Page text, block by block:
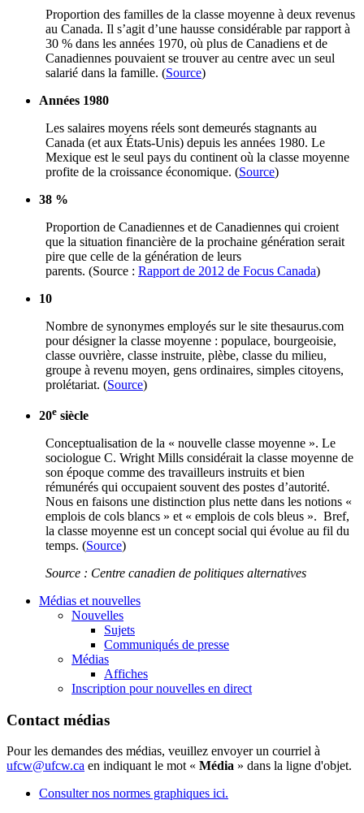
Proportion des familles de la classe moyenne à deux revenus
au Canada. Il s’agit d’une hausse considérable par rapport à
30 % dans les années 1970, où plus de Canadiens et de
Canadiennes pouvaient se trouverau centre avec un seul
salarié dans la famille. (Source)
Années 1980
Les salaires moyens réels sont demeurés stagnants au
Canada (et aux États-Unis) depuis les années 1980. Le
Mexique est le seul pays du continent où la classe moyenne
profite de la croissance économique. (Source)
38 %
Proportion de Canadiennes et de Canadiennes qui croient
que la situation financière de la prochaine génération serait
pire que celle de la génération de leurs
parents. (Source : Rapport de 2012 de Focus Canada)
10
Nombre de synonymes employés surle site thesaurus.com
pourdésignerla classe moyenne : populace, bourgeoisie,
classe ouvrière, classe instruite, plèbe, classe du milieu,
groupe à revenu moyen, gens ordinaires, simples citoyens,
prolétariat. (Source)
20e siècle
Conceptualisation de la « nouvelle classe moyenne ». Le
sociologue C. Wright Mills considérait la classe moyenne de
son époque comme des travailleurs instruits et bien
rémunérés qui occupaient souvent des postes d’autorité.
Nous en faisons une distinction plus nette dans les notions «
emplois de cols blancs » et « emplois de cols bleus ». Bref,
la classe moyenne est un concept social qui évolue au fil du
temps. (Source)
Source : Centre canadien de politiques alternatives
Médias et nouvelles
Nouvelles
Sujets
Communiqués de presse
Médias
Affiches
Inscription pour nouvelles en direct
Contact médias
Pour les demandes des médias, veuillez envoyer un courriel à
ufcw@ufcw.ca en indiquant le mot « Média » dans la ligne d'objet.
Consulter nos normes graphiques ici.